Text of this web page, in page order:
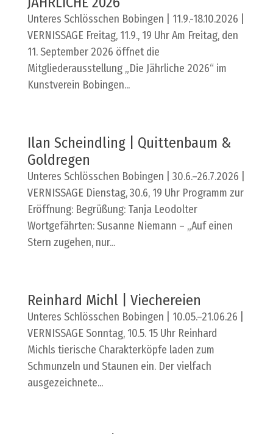
Unteres Schlösschen Bobingen | 11.9.-18.10.2026 |
VERNISSAGE Freitag, 11.9., 19 Uhr Am Freitag, den
11. September 2026 öffnet die
Mitgliederausstellung „Die Jährliche 2026“ im
Kunstverein Bobingen...
Ilan Scheindling | Quittenbaum &
Goldregen
Unteres Schlösschen Bobingen | 30.6.–26.7.2026 |
VERNISSAGE Dienstag, 30.6, 19 Uhr Programm zur
Eröffnung: Begrüßung: Tanja Leodolter
Wortgefährten: Susanne Niemann – „Auf einen
Stern zugehen, nur...
Reinhard Michl | Viechereien
Unteres Schlösschen Bobingen | 10.05.–21.06.26 |
VERNISSAGE Sonntag, 10.5. 15 Uhr Reinhard
Michls tierische Charakterköpfe laden zum
Schmunzeln und Staunen ein. Der vielfach
ausgezeichnete...